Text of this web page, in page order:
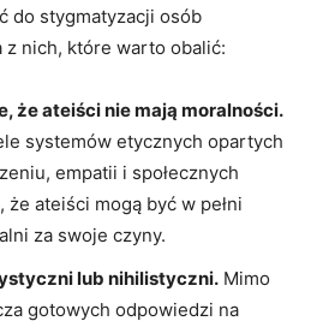
do stygmatyzacji osób
z nich, które warto obalić:
że ateiści ⁣nie mają moralności.
systemów etycznych opartych
empatii i społecznych
że ateiści mogą być w pełni
za swoje czyny.
lub nihilistyczni. Mimo
gotowych odpowiedzi na